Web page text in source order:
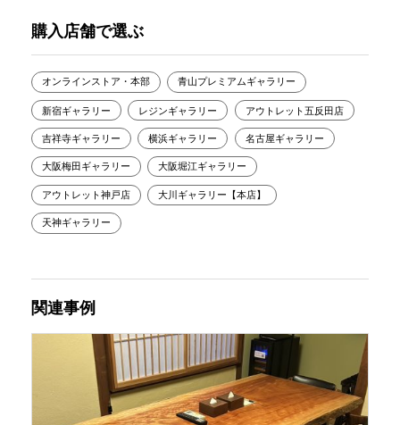
購入店舗で選ぶ
オンラインストア・本部 青山プレミアムギャラリー
新宿ギャラリー レジンギャラリー アウトレット五反田店
吉祥寺ギャラリー 横浜ギャラリー 名古屋ギャラリー
大阪梅田ギャラリー 大阪堀江ギャラリー
アウトレット神戸店 大川ギャラリー【本店】
天神ギャラリー
関連事例